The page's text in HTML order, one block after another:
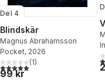
röster:
Del 4
Blindskär
Magnus Abrahamsson
Pocket, 2026
5,0utav 5 stjärnor. Totalt antal
(1)
99 kr